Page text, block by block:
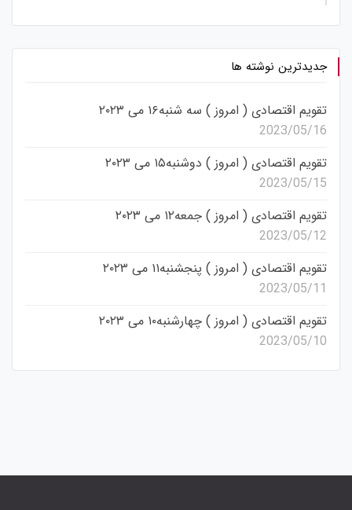
جدیدترین نوشته ها
تقویم اقتصادی ( امروز ) سه شنبه۱۶ می ۲۰۲۳
2023/05/16
تقویم اقتصادی ( امروز ) دوشنبه۱۵ می ۲۰۲۳
2023/05/15
تقویم اقتصادی ( امروز ) جمعه۱۲ می ۲۰۲۳
2023/05/12
تقویم اقتصادی ( امروز ) پنجشنبه۱۱ می ۲۰۲۳
2023/05/11
تقویم اقتصادی ( امروز ) چهارشنبه۱۰ می ۲۰۲۳
2023/05/10